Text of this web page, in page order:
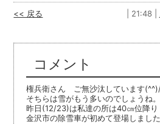
| 21:48 |
<< 戻る
コメント
権兵衛さん ご無沙汰しています
そちらは雪がもう多いのでしょうね。
昨日(12/23)は私達の所は40㎝位降り
金沢市の除雪車が初めて登場しました